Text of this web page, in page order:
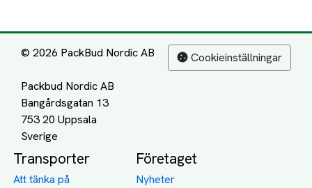
© 2026 PackBud Nordic AB
Packbud Nordic AB
Bangårdsgatan 13
753 20 Uppsala
Cookieinställningar
Transporter
Att tänka på
Företaget
Nyheter